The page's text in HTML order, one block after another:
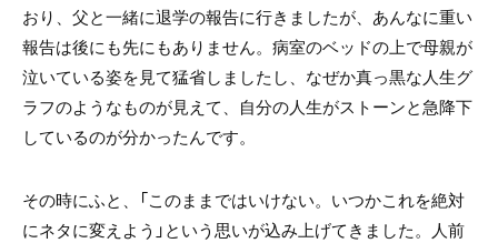
おり、父と一緒に退学の報告に行きましたが、あんなに重い
報告は後にも先にもありません。病室のベッドの上で母親が
泣いている姿を見て猛省しましたし、なぜか真っ黒な人生グ
ラフのようなものが見えて、自分の人生がストーンと急降下
しているのが分かったんです。
その時にふと、「このままではいけない。いつかこれを絶対
にネタに変えよう」という思いが込み上げてきました。人前